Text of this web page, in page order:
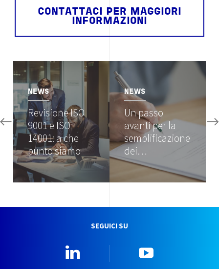
CONTATTACI PER MAGGIORI
INFORMAZIONI
NEWS
Revisione ISO
9001 e ISO
14001: a che
punto siamo
NEWS
Un passo
avanti per la
semplificazione
dei…
SEGUICI SU